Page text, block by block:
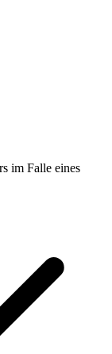
im Falle eines